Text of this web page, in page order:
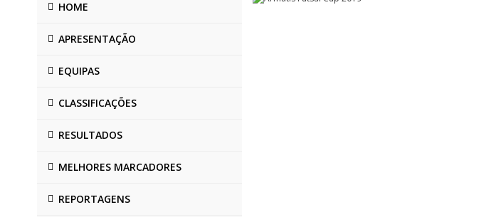
HOME
APRESENTAÇÃO
EQUIPAS
CLASSIFICAÇÕES
RESULTADOS
MELHORES MARCADORES
REPORTAGENS